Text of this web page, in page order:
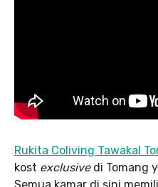
Rukita Coliving Tawakal
kost exclusivedi Tomang